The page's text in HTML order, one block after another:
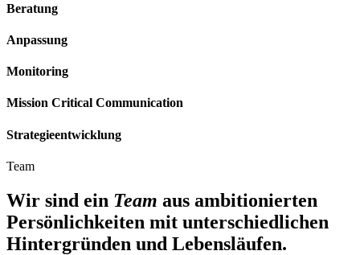
Beratung
Anpassung
Monitoring
Mission Critical Communication
Strategieentwicklung
Team
Wir sind ein Team aus ambitionierten
Persönlichkeiten mit unterschiedlichen
Hintergründen und Lebensläufen.